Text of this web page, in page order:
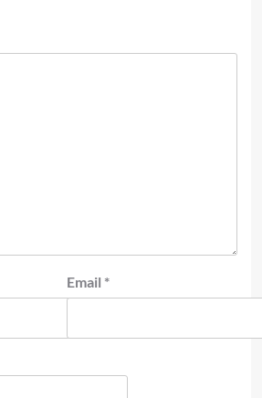
Email *